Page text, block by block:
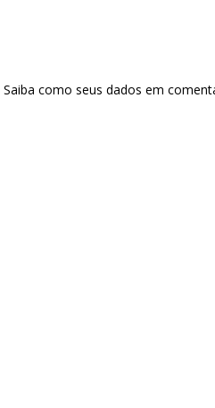
Saiba como seus dados em